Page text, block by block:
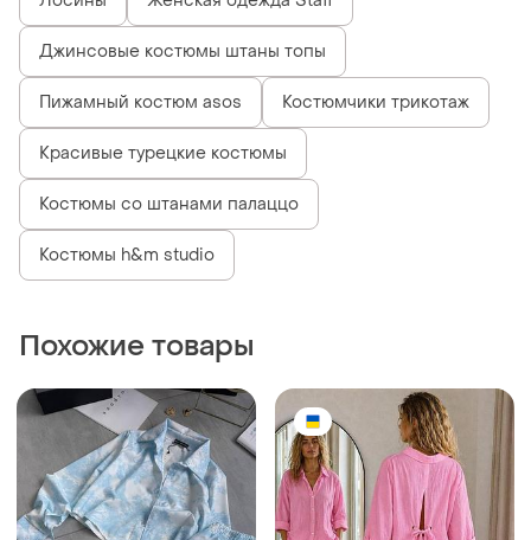
Джинсовые костюмы штаны топы
Пижамный костюм asos Костюмчики трикотаж
Красивые турецкие костюмы
Костюмы со штанами палаццо
Костюмы h&m studio
Похожие товары